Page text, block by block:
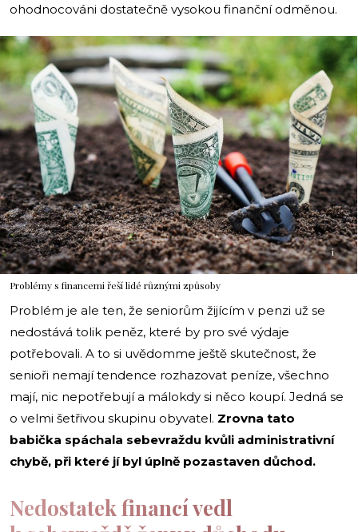
ohodnocováni dostatečně vysokou finanční odměnou.
i
Problémy s financemi řeší lidé různými způsoby
Problém je ale ten, že seniorům žijícím v penzi už se
nedostává tolik peněz, které by pro své výdaje
potřebovali. A to si uvědomme ještě skutečnost, že
senioři nemají tendence rozhazovat peníze, všechno
mají, nic nepotřebují a málokdy si něco koupí. Jedná se
o velmi šetřivou skupinu obyvatel. Zrovna tato
babička spáchala sebevraždu kvůli administrativní
chybě, při které jí byl úplně pozastaven důchod.
Nedostatek financí vedl